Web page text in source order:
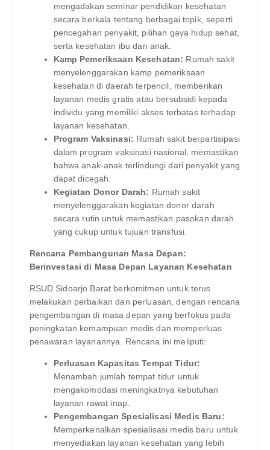
mengadakan seminar pendidikan kesehatan
secara berkala tentang berbagai topik, seperti
pencegahan penyakit, pilihan gaya hidup sehat,
serta kesehatan ibu dan anak.
Kamp Pemeriksaan Kesehatan: Rumah sakit
menyelenggarakan kamp pemeriksaan
kesehatan di daerah terpencil, memberikan
layanan medis gratis atau bersubsidi kepada
individu yang memiliki akses terbatas terhadap
layanan kesehatan.
Program Vaksinasi: Rumah sakit berpartisipasi
dalam program vaksinasi nasional, memastikan
bahwa anak-anak terlindungi dari penyakit yang
dapat dicegah.
Kegiatan Donor Darah: Rumah sakit
menyelenggarakan kegiatan donor darah
secara rutin untuk memastikan pasokan darah
yang cukup untuk tujuan transfusi.
Rencana Pembangunan Masa Depan:
Berinvestasi di Masa Depan Layanan Kesehatan
RSUD Sidoarjo Barat berkomitmen untuk terus
melakukan perbaikan dan perluasan, dengan rencana
pengembangan di masa depan yang berfokus pada
peningkatan kemampuan medis dan memperluas
penawaran layanannya. Rencana ini meliputi:
Perluasan Kapasitas Tempat Tidur:
Menambah jumlah tempat tidur untuk
mengakomodasi meningkatnya kebutuhan
layanan rawat inap.
Pengembangan Spesialisasi Medis Baru:
Memperkenalkan spesialisasi medis baru untuk
menyediakan layanan kesehatan yang lebih